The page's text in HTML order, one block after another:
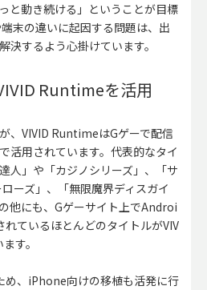
と動き続ける」ということが目標
末の違いに起因する問題は、出
決するよう心掛けています。
Runtimeを活用
、VIVID RuntimeはGゲーで配信
活用されています。代表的なタイ
人」や「カジノシリーズ」、「サ
ーズ」、「無限魔界ディスガイ
他にも、Gゲーサイト上でAndroi
ているほとんどのタイトルがVIV
す。
め、iPhone向けの移植も活発に行